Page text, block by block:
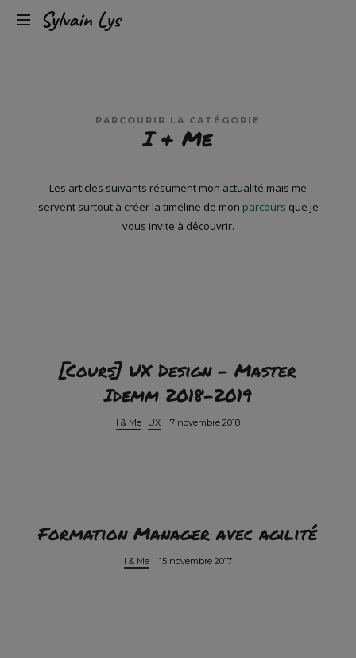
Sylvain
Expérience
client
PARCOURIR LA CATÉGORIE
I & Me
Les articles suivants résument mon actualité mais me
servent surtout à créer la timeline de mon parcours que je
vous invite à découvrir.
[Cours] UX Design – Master
Idemm 2018-2019
I & Me UX 7 novembre 2018
Formation Manager avec agilité
I & Me 15 novembre 2017